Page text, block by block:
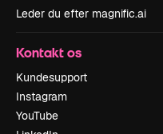
Leder du efter magnific.ai
Kontakt os
Kundesupport
Instagram
YouTube